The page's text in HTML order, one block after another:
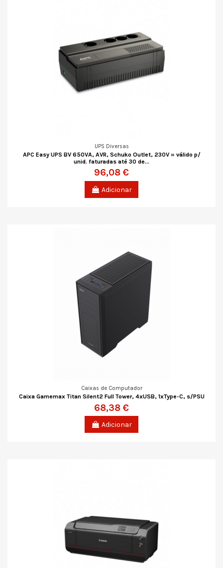
UPS Diversas
APC Easy UPS BV 650VA, AVR, Schuko Outlet, 230V » válido p/
unid. faturadas até 30 de...
96,08 €
Adicionar
Caixas de Computador
Caixa Gamemax Titan Silent2 Full Tower, 4xUSB, 1xType-C, s/PSU
68,38 €
Adicionar